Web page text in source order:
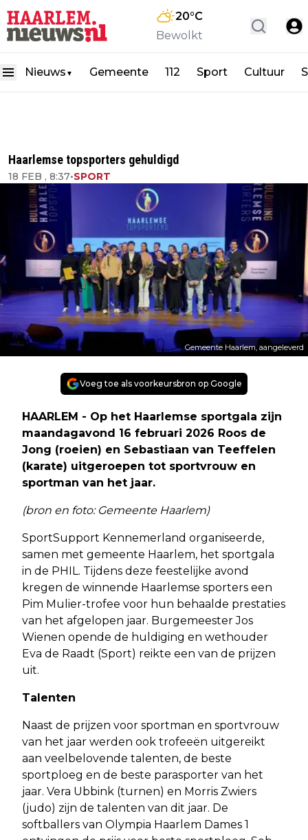
20°C
Bewolkt
Nieuws ▼ Gemeente 112 Sport Cultuur
Haarlemse topsporters gehuldigd
18 FEB , 8:37•SPORT
Gemeente Haarlem, aangeleverd
Voeg toe als voorkeursbron op Google
HAARLEM - Op het Haarlemse sportgala zijn
maandagavond 16 februari 2026 Roos de
Jong (roeien) en Sebastiaan van Teeffelen
(karate) uitgeroepen tot sportvrouw en
sportman van het jaar.
(bron en foto: Gemeente Haarlem)
SportSupport Kennemerland organiseerde,
samen met gemeente Haarlem, het sportgala
in de PHIL. Tijdens deze feestelijke avond
kregen de winnende Haarlemse sporters een
Pim Mulier-trofee voor hun behaalde prestaties
van het afgelopen jaar. Burgemeester Jos
Wienen opende de huldiging en wethouder
Eva de Raadt (Sport) reikte een van de prijzen
uit.
Talenten
Naast de prijzen voor sportman en sportvrouw
van het jaar werden ook trofeeën uitgereikt
aan veelbelovende talenten, de beste
sportploeg en de beste parasporter van het
jaar. Vera Ubbink (turnen) en Morris Zwiers
(judo) zijn de talenten van dit jaar. De
softballers van Olympia Haarlem Dames 1